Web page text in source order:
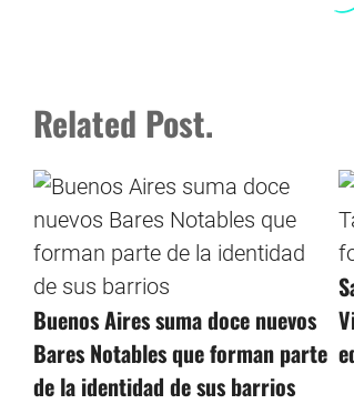
Related Post.
Buenos Aires suma doce nuevos
Bares Notables que forman parte
de la identidad de sus barrios